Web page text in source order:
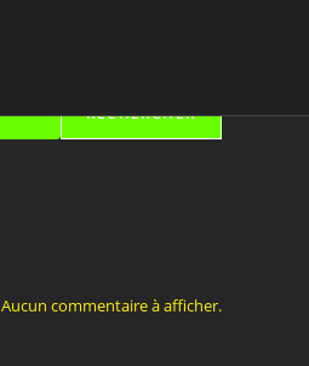
RECHERCHER
Aucun commentaire à afficher.